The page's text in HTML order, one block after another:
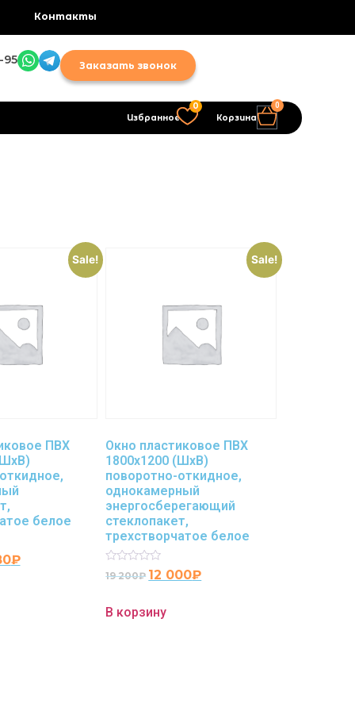
Контакты
95 Заказать звонок
Избранное
0
Корзина
0
Sale!
ПВХ
белое
₽
Sale!
Окно пластиковое ПВХ
1800х1200 (ШхВ)
поворотно-откидное,
однокамерный
энергосберегающий
стеклопакет,
трехстворчатое белое
Rated
0
5
19 200₽ 12 000₽
В корзину